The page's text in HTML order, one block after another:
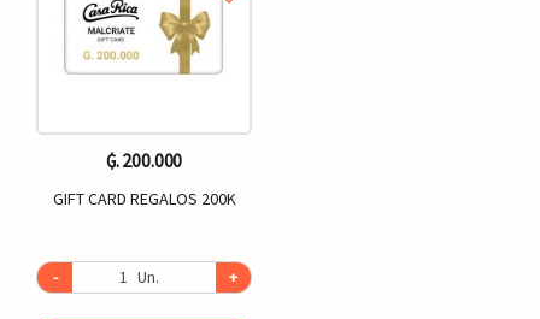
₲. 200.000
GIFT CARD REGALOS 200K
- Un. +